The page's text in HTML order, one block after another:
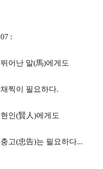
07 :
뛰어난 말(馬)에게도
채찍이 필요하다.
현인(賢人)에게도
충고(忠告)는 필요하다...